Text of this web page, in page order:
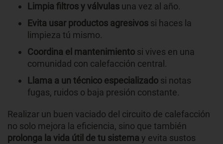
Limpia filtros y válvulas una vez al año.
Evita usar productos agresivos si haces la
limpieza tú mismo.
Coordina el mantenimiento si vives en una
comunidad con calefacción central.
Llama a un técnico especializado si notas
fugas, ruidos o baja presión constante.
Realizar un buen vaciado del circuito de calefacción
no solo mejora la eficiencia, sino que también
prolonga la vida útil de tu sistema y evita sustos